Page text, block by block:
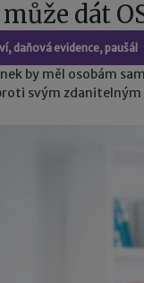
může dát
daňová evidence, paušál
by měl osobám
svým zdanitelným